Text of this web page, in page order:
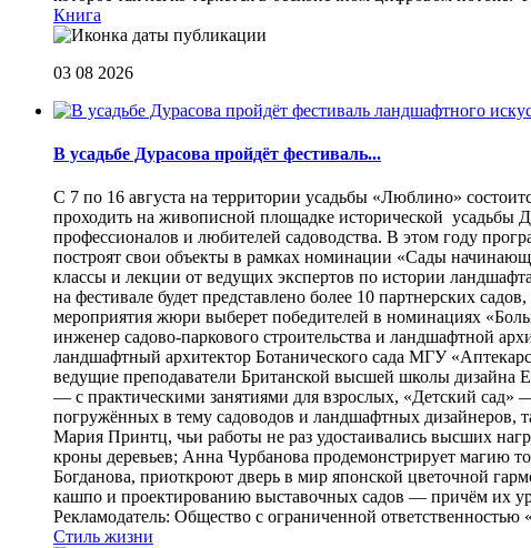
Книга
03 08 2026
В усадьбе Дурасова пройдёт фестиваль...
С 7 по 16 августа на территории усадьбы «Люблино»
проходить на живописной площадке исторической усадьбы
профессионалов и любителей садоводства. В этом году
построят свои объекты в рамках номинации «Сады
классы и лекции от ведущих экспертов по истории
на фестивале будет представлено более 10 партнерских
мероприятия жюри выберет победителей в номинациях
инженер садово-паркового строительства и ландшафтной
ландшафтный архитектор Ботанического сада МГУ
ведущие преподаватели Британской высшей школы дизайна
— с практическими занятиями для взрослых, «Детский сад»
погружённых в тему садоводов и ландшафтных дизайнеров,
Мария Принтц, чьи работы не раз удостаивались высших
кроны деревьев; Анна Чурбанова продемонстрирует магию
Богданова, приоткроют дверь в мир японской цветочной
кашпо и проектированию выставочных садов — причём их
Рекламодатель: Общество с ограниченной
Стиль жизни